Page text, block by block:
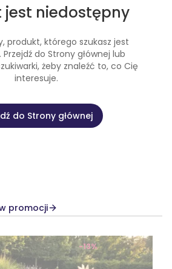
jest niedostępny
produkt, którego szukasz jest
do Strony głównej lub
żeby znaleźć to, co Cię
interesuje.
do Strony głównej
promocji
-13%